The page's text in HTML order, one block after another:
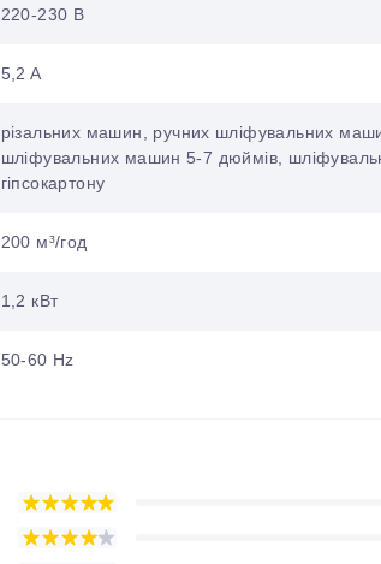
220-230 В
5,2 A
різальних машин, ручних шліфувальних
шліфувальних машин 5-7 дюймів,
гіпсокартону
200 м³/год
1,2 кВт
50-60 Hz